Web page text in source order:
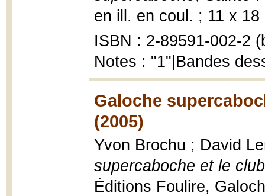
en ill. en coul. ; 11 x 18
ISBN : 2-89591-002-2
Notes : "1"|Bandes
Galoche
(2005)
Yvon Brochu ; David
supercaboche et le
Éditions Foulire,